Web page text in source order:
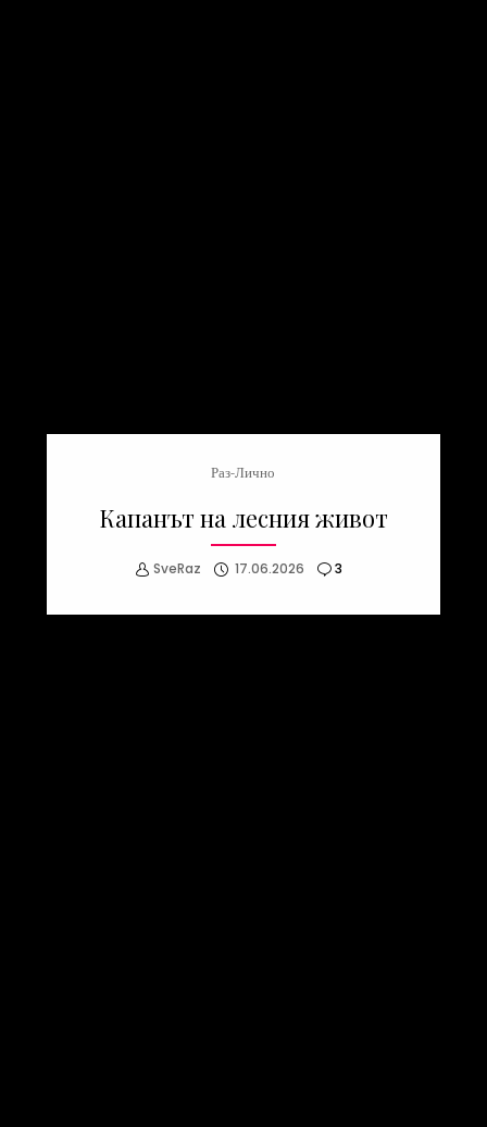
Раз-Лично
Капанът на лесния живот
SveRaz 17.06.2026 3